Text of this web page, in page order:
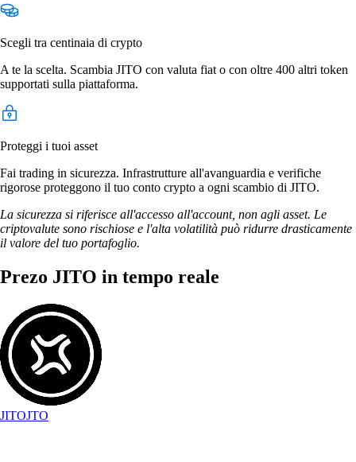
Scegli tra centinaia di crypto
A te la scelta. Scambia JITO con valuta fiat o con oltre 400 altri token
supportati sulla piattaforma.
Proteggi i tuoi asset
Fai trading in sicurezza. Infrastrutture all'avanguardia e verifiche
rigorose proteggono il tuo conto crypto a ogni scambio di JITO.
La sicurezza si riferisce all'accesso all'account, non agli asset. Le
criptovalute sono rischiose e l'alta volatilità può ridurre drasticamente
il valore del tuo portafoglio.
Prezo JITO in tempo reale
JITOJTO